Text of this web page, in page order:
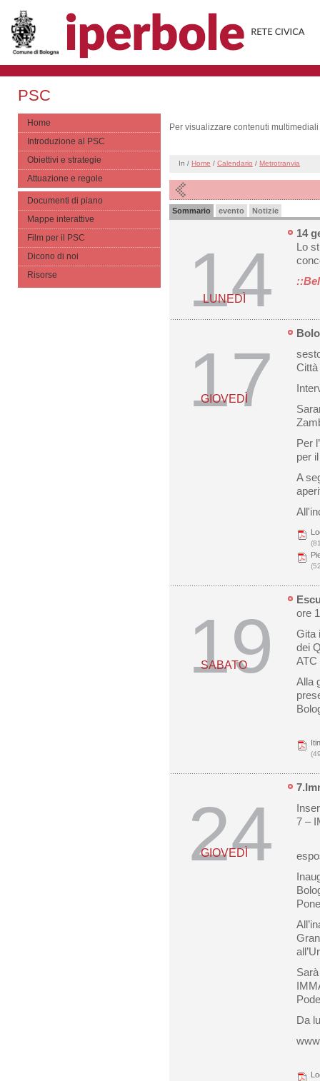
PSC
Per visualizzare contenuti
Home
Introduzione al PSC
Obiettivi e strategie
Attuazione e regole
Documenti di piano
Mappe interattive
Film per il PSC
Dicono di noi
Risorse
In / Home / Calendario / Metrotranvia
Sommario evento Notizie
14
LUNEDÌ
14
Lo
17
GIOVEDÌ
Città
Per
per
A
19
SABATO
ore
Gita
dei
ATC
Alla
24
GIOVEDÌ
7 –
Da